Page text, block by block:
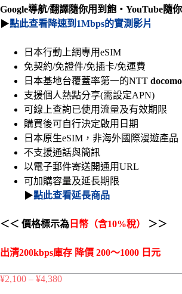
Google導航/翻譯隨你用到飽・YouTube隨
▶點此查看降速到1Mbps的實測影片
日本行動上網專用eSIM
免契約/免證件/免插卡/免運費
日本基地台覆蓋率第一的NTT
支援個人熱點分享(需設定APN)
可線上查詢已使用流量及有效期限
購買後可自行決定啟用日期
日本原生eSIM，非海外國際漫遊產品
不支援通話與簡訊
以電子郵件寄送開通用URL
可加購容量及延長期限
▶點此查看延長商品
＜＜ 價格標示為 日幣（含10%稅） ＞＞
出清200kbps庫存 降價 200～1000 日元
¥2,100 – ¥4,380價